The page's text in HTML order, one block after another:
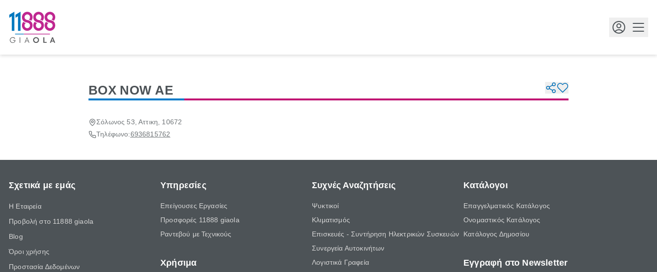
ΒΟΧ NOW ΑΕ
Σόλωνος 53, Αττικη, 10672
Τηλέφωνο:6936815762
Σχετικά με εμάς
Η Εταιρεία
Προβολή στο 11888 giaola
Blog
Όροι χρήσης
Προστασία Δεδομένων
Υπηρεσίες
Επείγουσες Εργασίες
Προσφορές 11888 giaola
Ραντεβού με Τεχνικούς
Χρήσιμα
Συχνές Αναζητήσεις
Ψυκτικοί
Κλιματισμός
Επισκευές - Συντήρηση Ηλεκτρικών Συσκευών
Συνεργεία Αυτοκινήτων
Λογιστικά Γραφεία
Κατάλογοι
Επαγγελματικός Κατάλογος
Ονομαστικός Κατάλογος
Κατάλογος Δημοσίου
Εγγραφή στο Newsletter